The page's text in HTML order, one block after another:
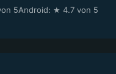
5Android: ★ 4.7 von 5